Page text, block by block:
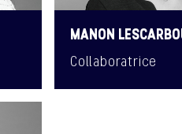
MANON
Collaboratrice